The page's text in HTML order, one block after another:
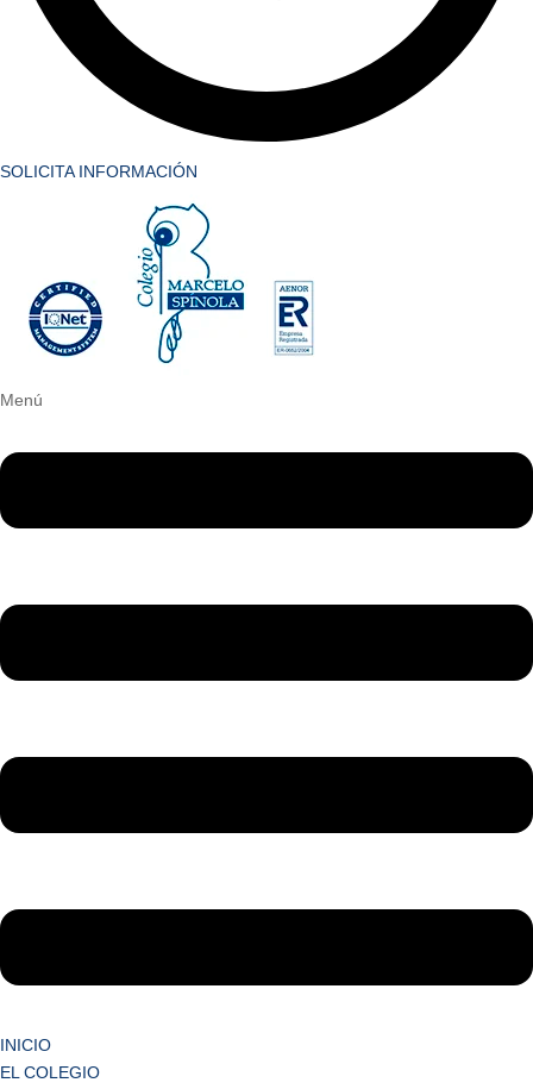
SOLICITA INFORMACIÓN
Menú
INICIO
EL COLEGIO